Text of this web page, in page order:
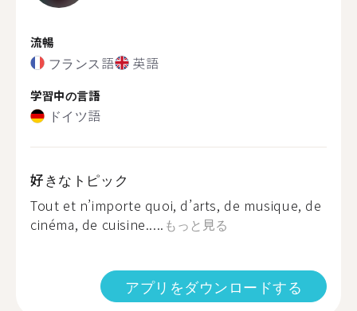
流暢
フランス語 英語
学習中の言語
ドイツ語
好きなトピック
Tout et n’importe quoi, d’arts, de musique, de
cinéma, de cuisine..... もっと見る
アプリをダウンロードする